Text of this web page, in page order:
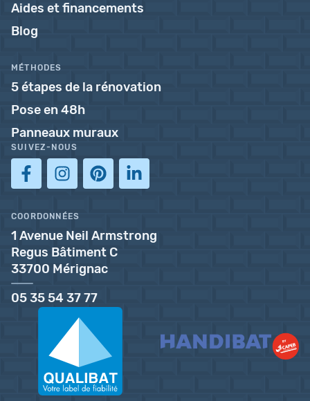
Aides et financements
Blog
MÉTHODES
5 étapes de la rénovation
Pose en 48h
Panneaux muraux
SUIVEZ-NOUS
COORDONNÉES
1 Avenue Neil Armstrong
Regus Bâtiment C
33700 Mérignac
05 35 54 37 77